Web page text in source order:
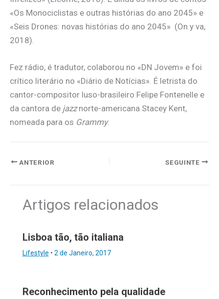
«Os Monociclistas e outras histórias do ano 2045» e
«Seis Drones: novas histórias do ano 2045» (On y va,
2018).
Fez rádio, é tradutor, colaborou no «DN Jovem» e foi
crítico literário no «Diário de Notícias». É letrista do
cantor-compositor luso-brasileiro Felipe Fontenelle e
da cantora de jazznorte-americana Stacey Kent,
nomeada para os Grammy.
ANTERIOR SEGUINTE
Artigos relacionados
Lisboa tão, tão italiana
Lifestyle • 2 de Janeiro, 2017
Reconhecimento pela qualidade